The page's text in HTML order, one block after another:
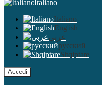
Italiano
Italiano
English
عربى
русский
Shqiptare
Accedi